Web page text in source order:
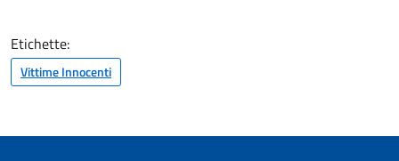
Etichette:
Vittime Innocenti